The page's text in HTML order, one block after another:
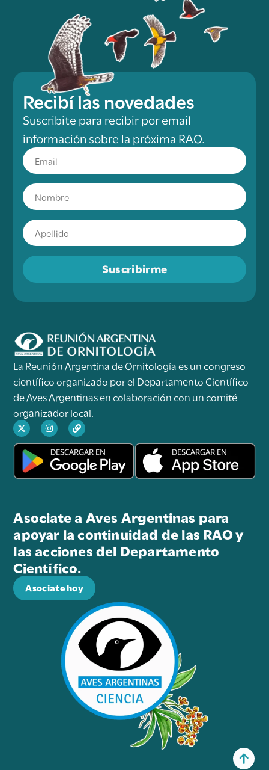
Recibí las novedades
Suscribite para recibir por email
información sobre la próxima RAO.
Suscribirme
La Reunión Argentina de Ornitología es un congreso
científico organizado por el Departamento Científico
de Aves Argentinas en colaboración con un comité
organizador local.
Asociate a Aves Argentinas para
apoyar la continuidad de las RAO y
las acciones del Departamento
Científico.
Asociate hoy